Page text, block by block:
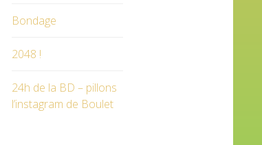
Bondage
2048 !
24h de la BD – pillons
l’instagram de Boulet